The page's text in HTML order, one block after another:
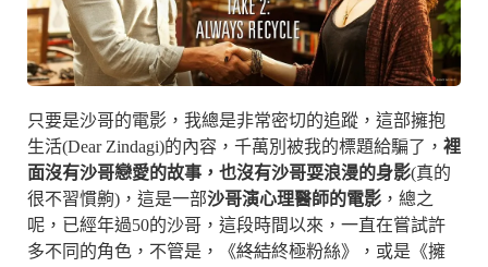
只要是沙哥的電影，我總是非常密切的追蹤，這部擁抱
生活(Dear Zindagi)的內容，千萬別被我的標題給騙了， 裡
面沒有沙哥戀愛的故事，也沒有沙哥耍浪漫的身影(真的
很不習慣齁)，這是一部沙哥演心理醫師的電影 ，總之
呢，已經年過50的沙哥，這段時間以來，一直在嘗試許
多不同的角色，不管是，《終結終極粉絲》，或是《擁